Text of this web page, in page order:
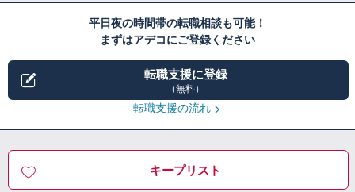
平日夜の時間帯の転職相談も可能！
まずはアデコにご登録ください
転職支援に登録
（無料）
転職支援の流れ
キープリスト